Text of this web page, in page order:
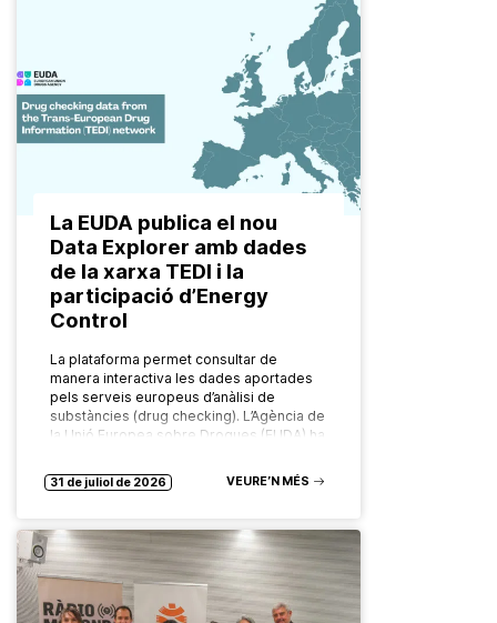
La EUDA publica el nou
Data Explorer amb dades
de la xarxa TEDI i la
participació d’Energy
Control
La plataforma permet consultar de
manera interactiva les dades aportades
pels serveis europeus d’anàlisi de
substàncies (drug checking). L’Agència de
la Unió Europea sobre Drogues (EUDA) ha
31 de juliol de 2026 VEURE’N MÉS